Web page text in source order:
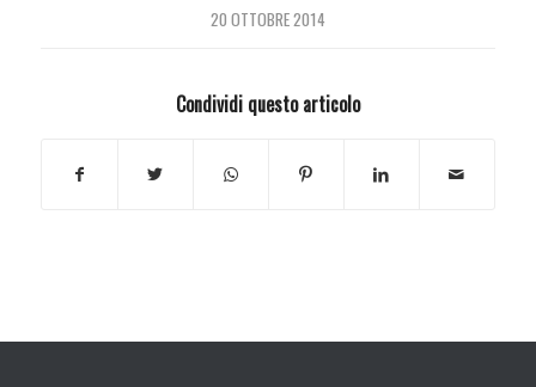
20 OTTOBRE 2014
Condividi questo articolo